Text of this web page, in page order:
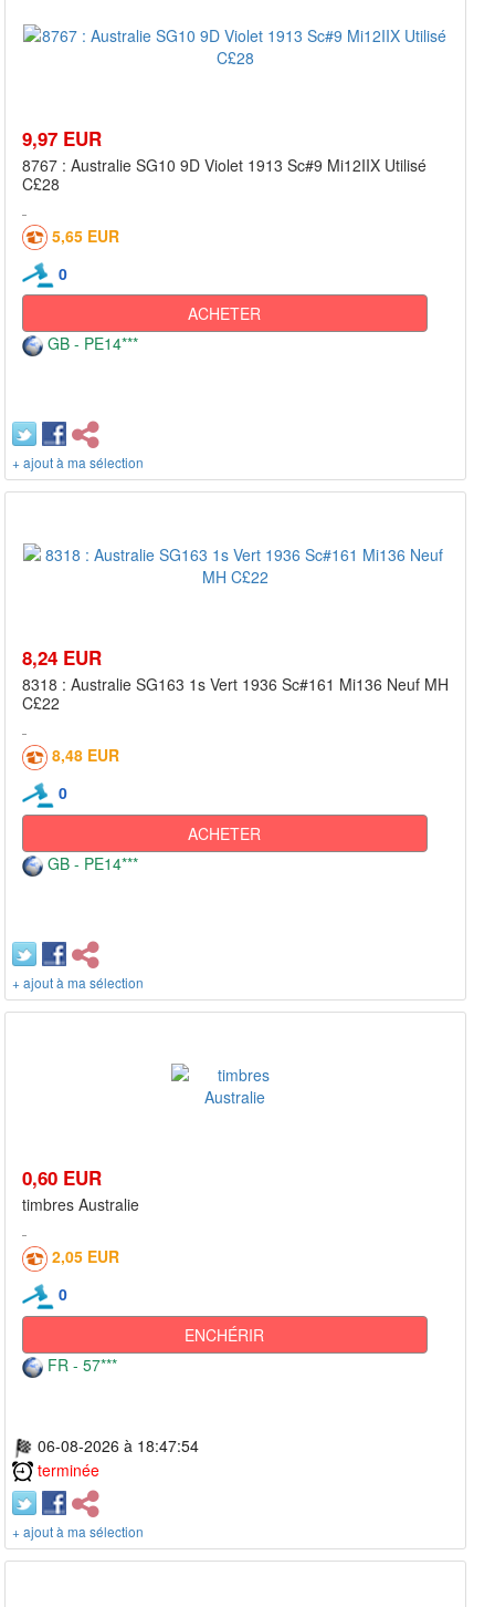
9,97 EUR
8767 : Australie SG10 9D Violet 1913 Sc#9 Mi12IIX Utilisé
C£28
5,65 EUR
0
ACHETER
GB - PE14***
+ ajout à ma sélection
8,24 EUR
8318 : Australie SG163 1s Vert 1936 Sc#161 Mi136 Neuf MH
C£22
8,48 EUR
0
ACHETER
GB - PE14***
+ ajout à ma sélection
0,60 EUR
timbres Australie
2,05 EUR
0
ENCHÉRIR
FR - 57***
06-08-2026 à 18:47:54
terminée
+ ajout à ma sélection